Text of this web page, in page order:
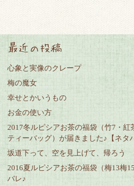
最近の投稿
心象と実像のクレープ
梅の魔女
幸せとかいうもの
お金の使い方
2017冬ルピシアお茶の福袋（竹7・紅
ティーバッグ）が届きました♪【ネタ
坂道下って、空を見上げて、帰ろう
2016夏ルピシアお茶の福袋（梅13梅
バレ♪